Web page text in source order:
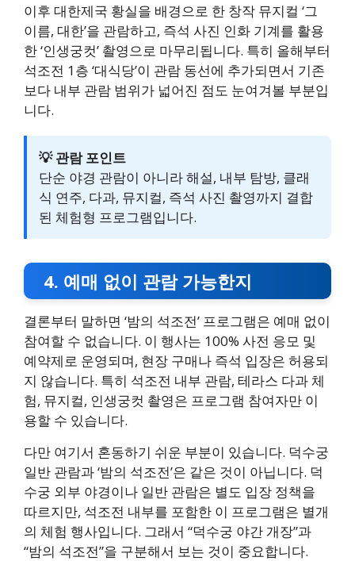
이후 대한제국 황실을 배경으로 한 창작 뮤지컬 ‘그
이름, 대한’을 관람하고, 즉석 사진 인화 기계를 활용
한 ‘인생궁컷’ 촬영으로 마무리됩니다. 특히 올해부터
석조전 1층 ‘대식당’이 관람 동선에 추가되면서 기존
보다 내부 관람 범위가 넓어진 점도 눈여겨볼 부분입
니다.
💡 관람 포인트
단순 야경 관람이 아니라 해설, 내부 탐방, 클래
식 연주, 다과, 뮤지컬, 즉석 사진 촬영까지 결합
된 체험형 프로그램입니다.
4. 예매 없이 관람 가능한지
결론부터 말하면 ‘밤의 석조전’ 프로그램은 예매 없이
참여할 수 없습니다. 이 행사는 100% 사전 응모 및
예약제로 운영되며, 현장 구매나 즉석 입장은 허용되
지 않습니다. 특히 석조전 내부 관람, 테라스 다과 체
험, 뮤지컬, 인생궁컷 촬영은 프로그램 참여자만 이
용할 수 있습니다.
다만 여기서 혼동하기 쉬운 부분이 있습니다. 덕수궁
일반 관람과 ‘밤의 석조전’은 같은 것이 아닙니다. 덕
수궁 외부 야경이나 일반 관람은 별도 입장 정책을
따르지만, 석조전 내부를 포함한 이 프로그램은 별개
의 체험 행사입니다. 그래서 “덕수궁 야간 개장”과
“밤의 석조전”을 구분해서 보는 것이 중요합니다.